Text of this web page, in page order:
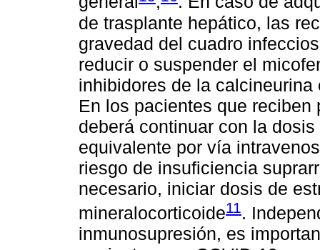
de trasplante hepático, las
gravedad del cuadro
reducir o suspender el
inhibidores de la
En los pacientes que
deberá continuar con la
equivalente por vía
riesgo de insuficiencia
necesario, iniciar dosis de
mineralocorticoide11 .
inmunosupresión, es